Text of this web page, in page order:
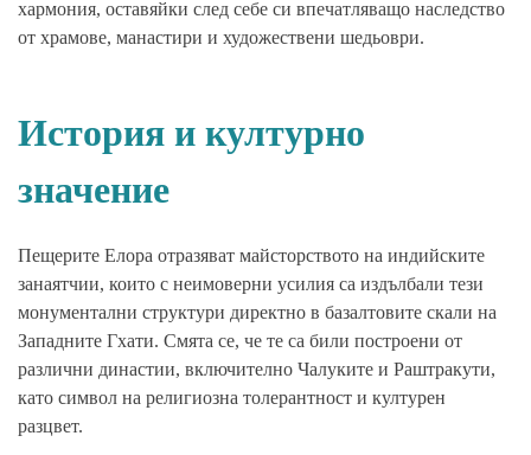
хармония, оставяйки след себе си впечатляващо наследство
от храмове, манастири и художествени шедьоври.
История и културно
значение
Пещерите Елора отразяват майсторството на индийските
занаятчии, които с неимоверни усилия са издълбали тези
монументални структури директно в базалтовите скали на
Западните Гхати. Смята се, че те са били построени от
различни династии, включително Чалуките и Раштракути,
като символ на религиозна толерантност и културен
разцвет.